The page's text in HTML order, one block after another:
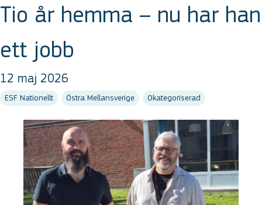
Tio år hemma – nu har han
ett jobb
12 maj 2026
ESF Nationellt Östra Mellansverige Okategoriserad